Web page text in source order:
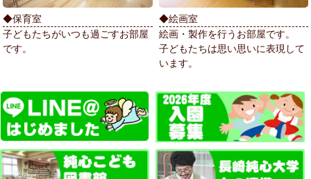
◆保育室
子どもたちがいつも過ごすお部屋
です。
◆絵画室
絵画・製作を行うお部屋です。
子どもたちは思い思いに表現して
います。